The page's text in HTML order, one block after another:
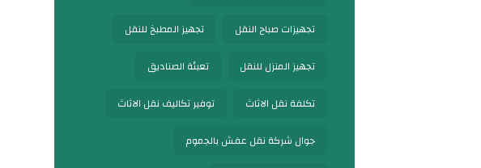
تجهيزات صباح النقل تجهيز المطبخ للنقل
تجهيز المنزل للنقل تعبئة الصناديق
تكلفة نقل الاثاث توفير تكاليف نقل الاثاث
جوال شركة نقل عفش بالجموم